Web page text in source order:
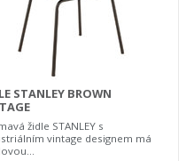
STANLEY BROWN
židle STANLEY s
vintage designem má